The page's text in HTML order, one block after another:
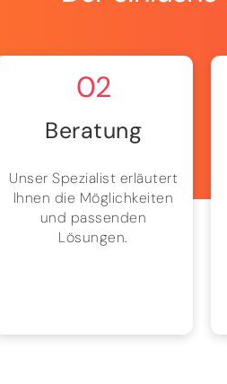
02
Beratung
Unser Spezialist erläutert
Ihnen die Möglichkeiten
und passenden
Lösungen.